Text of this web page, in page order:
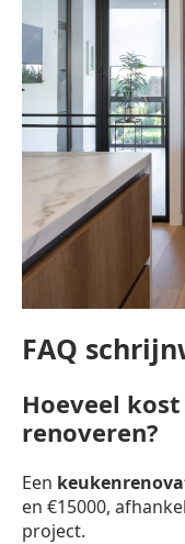
FAQ
Hoeveel
renoveren?
Een
en €15000,
project.